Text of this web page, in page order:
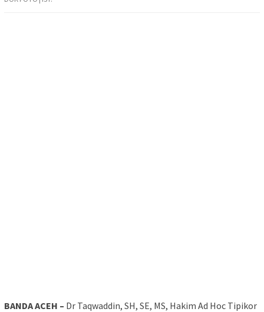
BANDA ACEH – Dr Taqwaddin, SH, SE, MS, Hakim Ad Hoc Tipikor